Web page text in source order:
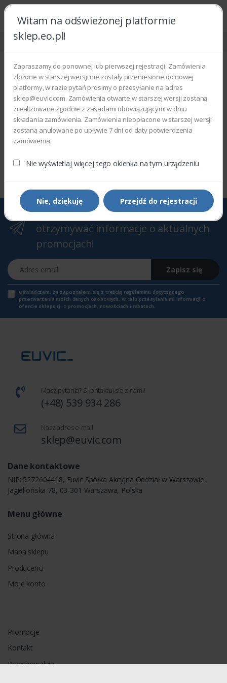
Witam na odświeżonej platformie
sklep.eo.pl!
Zapraszamy do ponownej lub pierwszej rejestracji. Zamówienia
złożone w starszej wersji nie zostały przeniesione do nowej
platformy, w razie pytań prosimy o przesyłanie na adres
sklep@euvic.com. Zamówienia otwarte w starszej wersji zostaną
zrealizowane zgodnie z zasadami obowiązującymi w dniu
składania zamówienia. Zamówienia nieopłacone w starszej wersji
zostaną anulowane po upływie 7 dni od daty potwierdzenia
zamówienia.
Nie wyświetlaj więcej tego okienka na tym urządzeniu
Nie, dziękuję Przejdź do rejestracji
Strona główna Phaser
Phaser 5550
Wyświetlono 0–0 z 0 wyników
Filtry Sortowanie domyślne
Zapisz się do Newslettera, aby
otrzymywać informacje o aktualnych
promocjach!
Adres email
Zapisz się
Oświadczam, że zapoznałem się z treścią regulaminu dotyczącego
przetwarzania moich danych osobowych, w celu przesyłania mi informacji o
ofercie sklepu tj. o promocjach, nowościach i rabatach.
Masz pytania? Skontaktuj się z nami!
(+48) 539 934 286
Nasz adres e-mail
sklep@euvic.com
Dane kontaktowe
NIP: 5272604418, Euvic Spółka Akcyjna Oddział w Warszawie,
Jagiellońska 78, 03-301 Warszawa, Polska
Menu główne
Strona główna
Mapa sklepu
Producenci
Moje konto
Promocje
Kontakt
Przechowalnia